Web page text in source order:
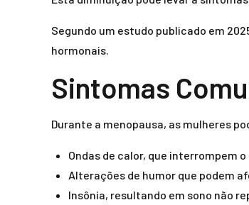
Segundo um estudo publicado em
hormonais.
Sintomas
Durante a menopausa, as mulheres
Ondas de calor, que interrompem o
Alterações de humor que podem
Insônia, resultando em sono não